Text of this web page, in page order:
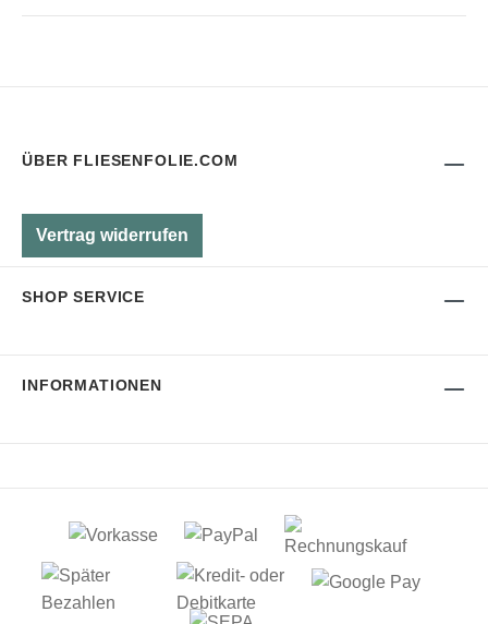
ÜBER FLIESENFOLIE.COM
Vertrag widerrufen
SHOP SERVICE
INFORMATIONEN